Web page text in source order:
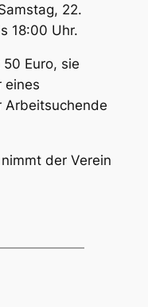
22.
18:00 Uhr.
Euro, sie
eines
Arbeitsuchende
der Verein